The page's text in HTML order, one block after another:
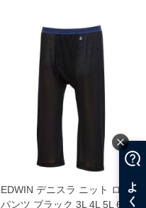
EDWIN デニスラ ニット ロング
パンツ ブラック 3L 4L 5L 6L 7L